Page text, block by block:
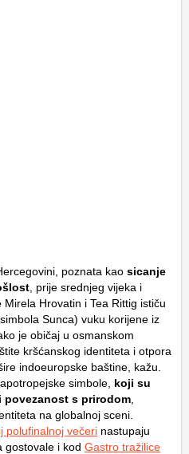
poznata kao sicanje
, prije srednjeg vijeka i
Hrovatin i Tea Rittig ističu
Sunca) vuku korijene iz
je običaj u osmanskom
kršćanskog identiteta i otpora
indoeuropske baštine, kažu.
simbole, koji su
s prirodom
na globalnoj sceni.
polufinalnoj večeri nastupaju
gostovale i kod Gastro tražilice